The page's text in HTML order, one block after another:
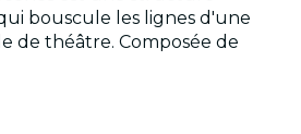
bouscule les lignes d'une
de théâtre. Composée de